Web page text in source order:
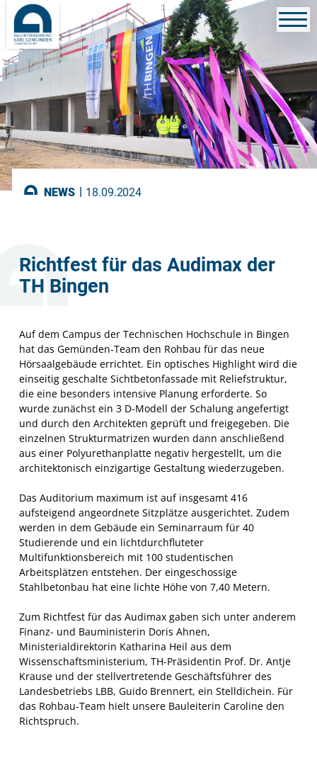
NEWS | 18.09.2024
Richtfest für das Audimax der
TH Bingen
Auf dem Campus der Technischen Hochschule in Bingen
hat das Gemünden-Team den Rohbau für das neue
Hörsaalgebäude errichtet. Ein optisches Highlight wird die
einseitig geschalte Sichtbetonfassade mit Reliefstruktur,
die eine besonders intensive Planung erforderte. So
wurde zunächst ein 3 D-Modell der Schalung angefertigt
und durch den Architekten geprüft und freigegeben. Die
einzelnen Strukturmatrizen wurden dann anschließend
aus einer Polyurethanplatte negativ hergestellt, um die
architektonisch einzigartige Gestaltung wiederzugeben.
Das Auditorium maximum ist auf insgesamt 416
aufsteigend angeordnete Sitzplätze ausgerichtet. Zudem
werden in dem Gebäude ein Seminarraum für 40
Studierende und ein lichtdurchfluteter
Multifunktionsbereich mit 100 studentischen
Arbeitsplätzen entstehen. Der eingeschossige
Stahlbetonbau hat eine lichte Höhe von 7,40 Metern.
Zum Richtfest für das Audimax gaben sich unter anderem
Finanz- und Bauministerin Doris Ahnen,
Ministerialdirektorin Katharina Heil aus dem
Wissenschaftsministerium, TH-Präsidentin Prof. Dr. Antje
Krause und der stellvertretende Geschäftsführer des
Landesbetriebs LBB, Guido Brennert, ein Stelldichein. Für
das Rohbau-Team hielt unsere Bauleiterin Caroline den
Richtspruch.